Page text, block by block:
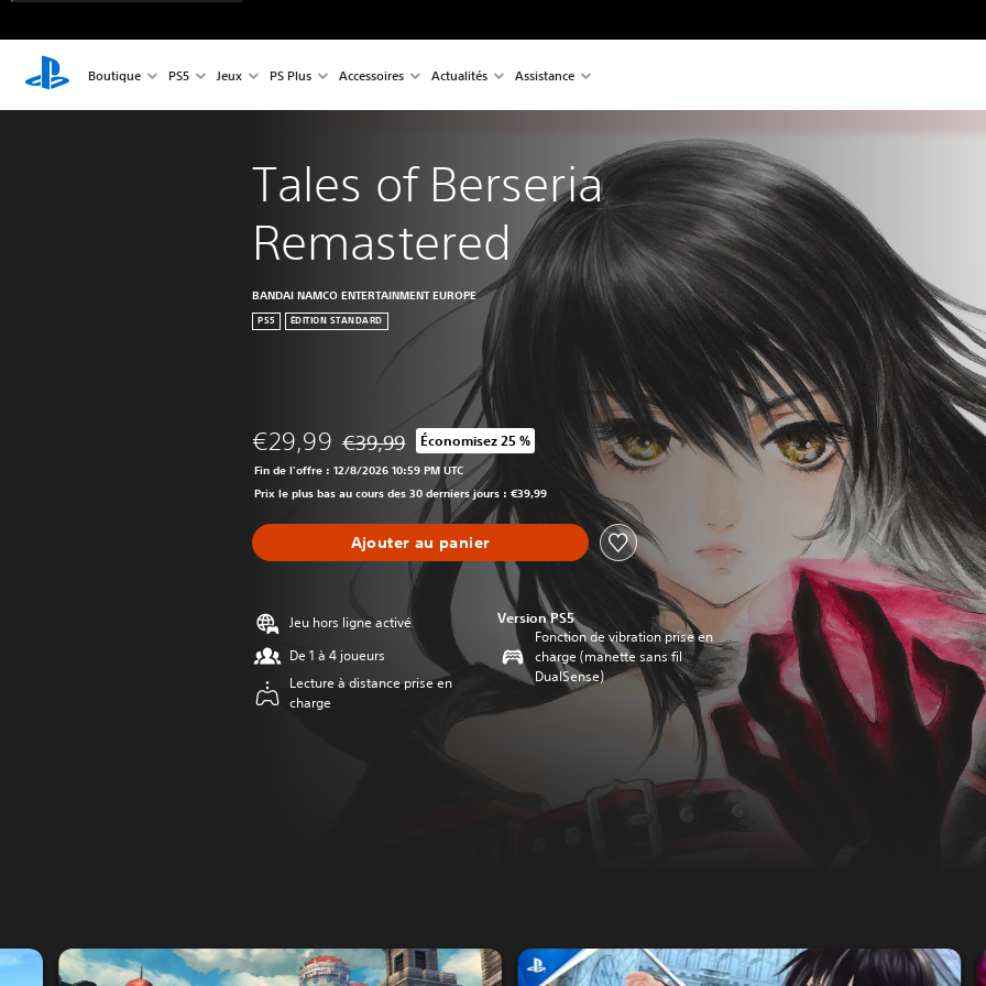
Boutique PS5 Jeux PS Plus Accessoires Actualités Assistance
Tales of Berseria
Remastered
BANDAI NAMCO ENTERTAINMENT EUROPE
PS5 ÉDITION STANDARD
€29,99 Remise par rapport au prix d'origine de €39,99
€39,99 Économisez 25 %
Fin de l'offre : 12/8/2026 10:59 PM UTC
Prix le plus bas au cours des 30 derniers jours : €39,99
Ajouter au panier
Jeu hors ligne activé
De 1 à 4 joueurs
Lecture à distance prise en
charge
Version PS5
Fonction de vibration prise en
charge (manette sans fil
DualSense)